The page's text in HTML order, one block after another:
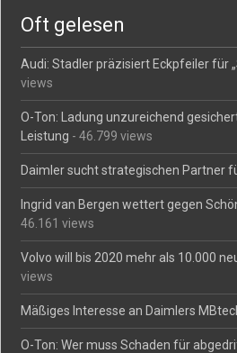
Oft gelesen
Audi: Stadler präzisiert Eckpfeiler für
views
O-Ton: Ladung unzureichend
Leistung - 46.799 views
Daimler sucht strategischen Partner
Ingrid van Bergen wettert gegen
46.161 views
Volvo will bis 2020 mehr als 10.000
views
Mäßiges Interesse an Daimlers
O-Ton: Wer muss Schaden für